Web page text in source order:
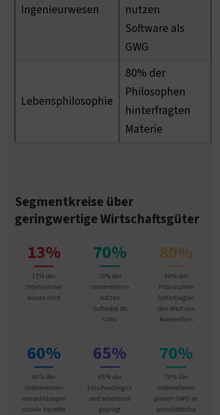
Ingenieurwesen
nutzen
Software als
GWG
Lebensphilosophie
80% der
Philosophen
hinterfragten
Materie
Segmentkreise über
geringwertige Wirtschaftsgüter
13%
13% der
Unternehmer
wissen nicht
70%
70% der
Unternehmen
nutzen
Software als
GWG
80%
80% der
Philosophen
hinterfragten
den Wert von
Materiellem
60%
60% der
Unternehmen
vernachlässigen
soziale Aspekte
65%
65% der
Entscheidungen
sind emotional
geprägt
70%
70% der
Unternehmen
passen GWG an
wirtschaftliche